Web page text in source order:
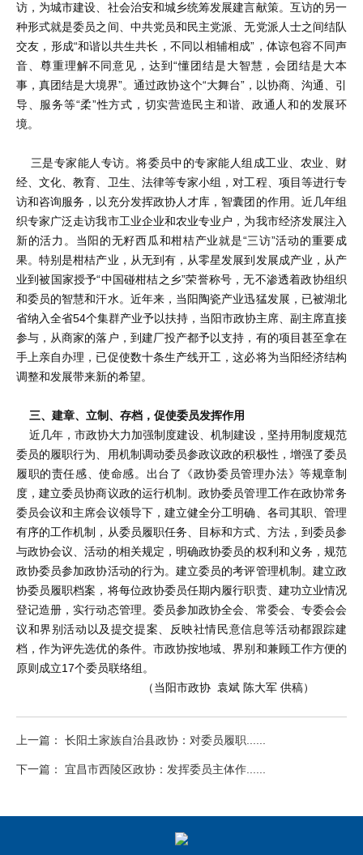
访，为城市建设、社会治安和城乡统筹发展建言献策。互访的另一
种形式就是委员之间、中共党员和民主党派、无党派人士之间结队
交友，形成“和谐以共生共长，不同以相辅相成”，体谅包容不同声
音、尊重理解不同意见，达到“懂团结是大智慧，会团结是大本
事，真团结是大境界”。通过政协这个“大舞台”，以协商、沟通、引
导、服务等“柔”性方式，切实营造民主和谐、政通人和的发展环
境。
三是专家能人专访。将委员中的专家能人组成工业、农业、财
经、文化、教育、卫生、法律等专家小组，对工程、项目等进行专
访和咨询服务，以充分发挥政协人才库，智囊团的作用。近几年组
织专家广泛走访我市工业企业和农业专业户，为我市经济发展注入
新的活力。当阳的无籽西瓜和柑桔产业就是“三访”活动的重要成
果。特别是柑桔产业，从无到有，从零星发展到发展成产业，从产
业到被国家授予“中国碰柑桔之乡”荣誉称号，无不渗透着政协组织
和委员的智慧和汗水。近年来，当阳陶瓷产业迅猛发展，已被湖北
省纳入全省54个集群产业予以扶持，当阳市政协主席、副主席直接
参与，从商家的落户，到建厂投产都予以支持，有的项目甚至拿在
手上亲自办理，已促使数十条生产线开工，这必将为当阳经济结构
调整和发展带来新的希望。
三、建章、立制、存档，促使委员发挥作用
近几年，市政协大力加强制度建设、机制建设，坚持用制度规范
委员的履职行为、用机制调动委员参政议政的积极性，增强了委员
履职的责任感、使命感。出台了《政协委员管理办法》等规章制
度，建立委员协商议政的运行机制。政协委员管理工作在政协常务
委员会议和主席会议领导下，建立健全分工明确、各司其职、管理
有序的工作机制，从委员履职任务、目标和方式、方法，到委员参
与政协会议、活动的相关规定，明确政协委员的权利和义务，规范
政协委员参加政协活动的行为。建立委员的考评管理机制。建立政
协委员履职档案，将每位政协委员任期内履行职责、建功立业情况
登记造册，实行动态管理。委员参加政协全会、常委会、专委会会
议和界别活动以及提交提案、反映社情民意信息等活动都跟踪建
档，作为评先选优的条件。市政协按地域、界别和兼顾工作方便的
原则成立17个委员联络组。
（当阳市政协 袁斌 陈大军 供稿）
上一篇： 长阳土家族自治县政协：对委员履职......
下一篇： 宜昌市西陵区政协：发挥委员主体作......